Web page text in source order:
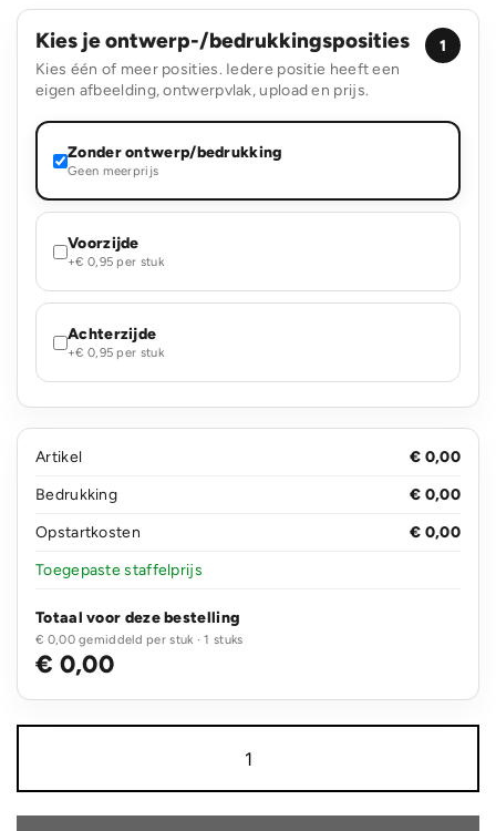
Kies je ontwerp-/bedrukkingsposities
Kies één of meer posities. Iedere positie heeft een
eigen afbeelding, ontwerpvlak, upload en prijs.
1
Zonder ontwerp/bedrukking
Geen meerprijs
Voorzijde
+€ 0,95 per stuk
Achterzijde
+€ 0,95 per stuk
Artikel
€ 0,00
Bedrukking
€ 0,00
Opstartkosten
€ 0,00
Toegepaste staffelprijs
Totaal voor deze bestelling
€ 0,00 gemiddeld per stuk · 1 stuks
€ 0,00
in-
sleutelhanger